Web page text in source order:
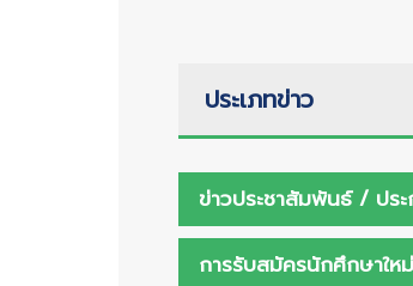
ประเภทข่าว
ข่าวประชาสัมพันธ์ / ปร
การรับสมัครนักศึกษาให